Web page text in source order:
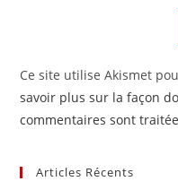
Ce site utilise Akismet
savoir plus sur la façon
commentaires sont
Articles Récents